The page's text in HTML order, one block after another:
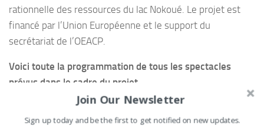
rationnelle des ressources du lac Nokoué. Le projet est
financé par l’Union Européenne et le support du
secrétariat de l’OEACP.
Voici toute la programmation de tous les spectacles
prévus dans le cadre du projet
Programmation-des-diffusions-immersions
Ghislain DOSSA KAKPO
Join Our Newsletter
Sign up today and be the first to get notified on new updates.